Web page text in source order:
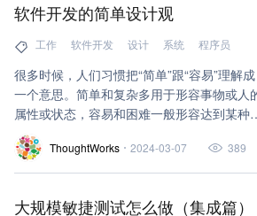
模型来设计和实现任务型对话 Agent 。该框
架已在一家大型银行的智能对话 Agent 项目
中得到成功应用。本文旨在为读者提供新的视
角，帮助快速构建以 LLM 为辅助的任务型
Agent。
软件开发的简单设计观
工作 软件开发 设计 系统 程序员
很多时候，人们习惯把“简单”跟“容易”理解成
一个意思。简单和复杂多用于形容事物或人
属性或状态，容易和困难一般形容达到某种
标的过程。生活中经常听到这样的感慨：「人
活简单点真难啊！」、「系统一不小心就搞复
杂了」。这些感慨背后流露出一种心愿 -- 保
ThoughtWorks 2024-03-07 389
大规模敏捷测试怎么做（集成篇）